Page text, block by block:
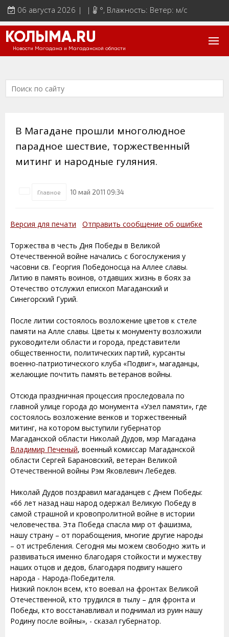
06 августа 2026 | | °, Влажность: Ветер: м/с
КОЛЫМА.RU
Новости Магадана и Магаданской области
В Магадане прошли многолюдное
парадное шествие, торжественный
митинг и народные гуляния.
Главное 10 май 2011 09:34
Версия для печати Отправить сообщение об ошибке
Торжества в честь Дня Победы в Великой
Отечественной войне начались с богослужения у
часовни св. Георгия Победоносца на Аллее славы.
Литию в память воинов, отдавших жизнь в боях за
Отечество отслужил епископ Магаданский и
Синегорский Гурий.
После литии состоялось возложение цветов к стеле
памяти на Алле славы. Цветы к монументу возложили
руководители области и города, представители
общественности, политических партий, курсанты
военно-патриотического клуба «Подвиг», магаданцы,
желающие почтить память ветеранов войны.
Отсюда праздничная процессия проследовала по
главной улице города до монумента «Узел памяти», где
состоялось возложение венков и торжественный
митинг, на котором выступили губернатор
Магаданской области Николай Дудов, мэр Магадана
Владимир Печеный, военный комиссар Магаданской
области Сергей Барановский, ветеран Великой
Отечественной войны Рэм Яковлевич Лебедев.
Николай Дудов поздравил магаданцев с Днем Победы:
«66 лет назад наш народ одержал Великую Победу в
самой страшной и кровопролитной войне в истории
человечества. Эта Победа спасла мир от фашизма,
нашу страну – от порабощения, многие другие народы
– от истребления. Сегодня мы можем свободно жить и
развиваться именно благодаря стойкости и мужеству
наших отцов и дедов, благодаря подвигу нашего
народа - Народа-Победителя.
Низкий поклон всем, кто воевал на фронтах Великой
Отечественной, кто трудился в тылу – для фронта и
Победы, кто восстанавливал и поднимал из руин нашу
Родину после войны», - сказал губернатор.